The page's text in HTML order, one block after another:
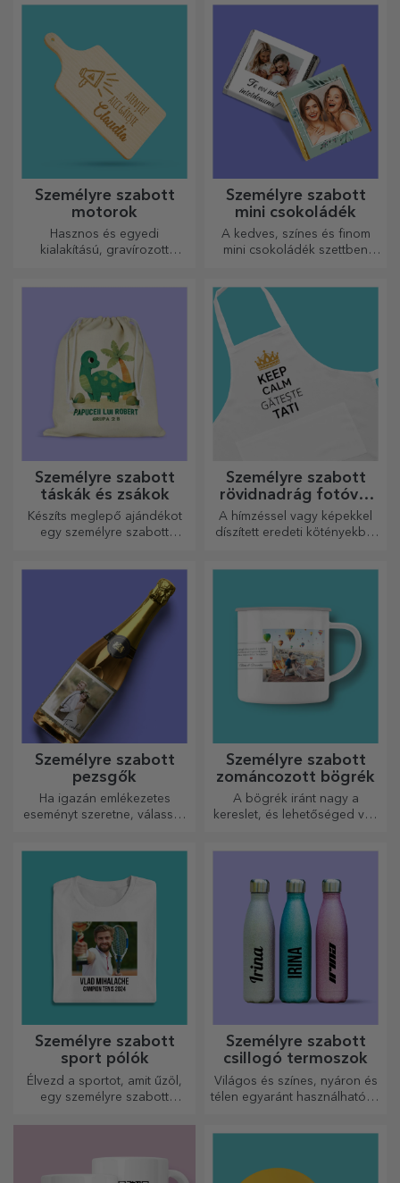
Személyre szabott
motorok
Hasznos és egyedi
kialakítású, gravírozott
Személyre szabott
mini csokoládék
A kedves, színes és finom
mini csokoládék szettben
minden csokoládérajongó
számára.
Személyre szabott
táskák és zsákok
Készíts meglepő ajándékot
egy személyre szabott
„boldog születésnapot”
üzenetekből áll.
Személyre szabott
rövidnadrág fotóval
vagy hímzéssel
A hímzéssel vagy képekkel
díszített eredeti kötényekből
Személyre szabott
pezsgők
Ha igazán emlékezetes
eseményt szeretne, válassza
legteljesebb mértékben!
Személyre szabott
zománcozott bögrék
A bögrék iránt nagy a
kereslet, és lehetőséged van
nem törnek össze.
Személyre szabott
sport pólók
Élvezd a sportot, amit űzöl,
egy személyre szabott
fotóddal, ez lehet a
Személyre szabott
csillogó termoszok
Világos és színes, nyáron és
télen egyaránt használható, a